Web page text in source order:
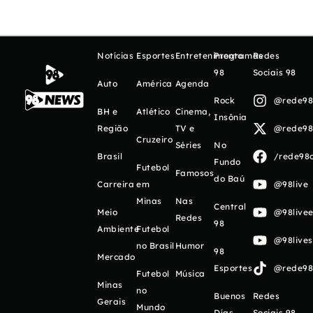
Notícias
Auto
BH e
Região
Brasil
Carreira
Meio
Ambiente
Mercado
Minas
Gerais
Esportes
América
Atlético
Cruzeiro
Futebol
em
Minas
Futebol
no Brasil
Futebol
no
Mundo
Entretenimento
Agenda
Cinema,
TV e
Séries
Famosos
Nas
Redes
Humor
Música
Programas
98
Rock
Insônia
No
Fundo
do Baú
Central
98
98
Esportes
Buenos
Redes
Sociais 98
/
@98live
Redes